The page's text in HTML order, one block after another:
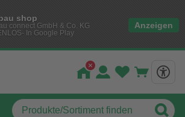
shop
connect GmbH & Co. KG
In Google Play
Anzeigen